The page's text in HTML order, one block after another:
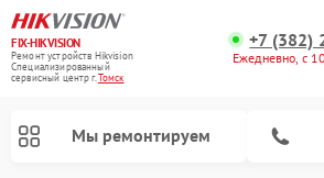
FIX-HIKVISION
Ремонт устройств Hikvision
Специализированный
cервисный центр г.Томск
+7 (382)
Ежедневно, с
Мы ремонтируем